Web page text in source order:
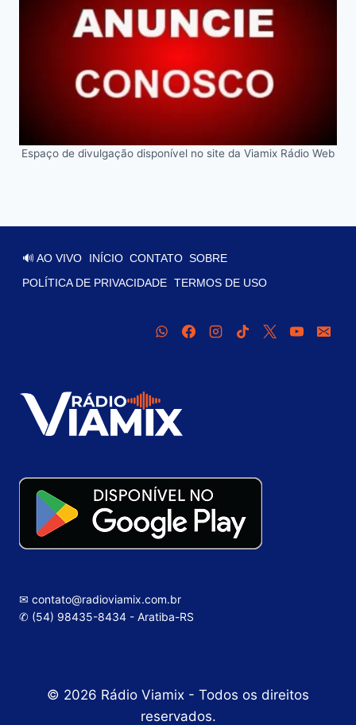
Espaço de divulgação disponível no site da Viamix Rádio Web
🔊 AO VIVO INÍCIO CONTATO SOBRE
POLÍTICA DE PRIVACIDADE TERMOS DE USO
✉ contato@radioviamix.com.br
✆ (54) 98435-8434 - Aratiba-RS
© 2026 Rádio Viamix - Todos os direitos
reservados.